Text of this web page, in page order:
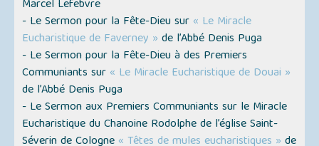
Marcel Lefebvre
- Le Sermon pour la Fête-Dieu sur « Le Miracle
Eucharistique de Faverney » de l’Abbé Denis Puga
- Le Sermon pour la Fête-Dieu à des Premiers
Communiants sur « Le Miracle Eucharistique de Douai »
de l’Abbé Denis Puga
- Le Sermon aux Premiers Communiants sur le Miracle
Eucharistique du Chanoine Rodolphe de l’église Saint-
Séverin de Cologne « Têtes de mules eucharistiques » de